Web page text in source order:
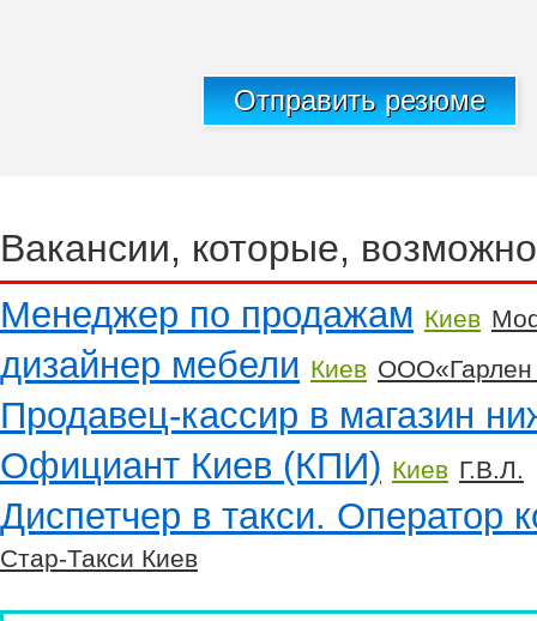
Отправить резюме
Вакансии, которые,
Менеджер по продажам Киев
дизайнер мебели Киев
Продавец-кассир в магазин
Официант Киев (КПИ) Киев Г.В.Л.
Диспетчер в такси. Оператор
Стар-Такси Киев